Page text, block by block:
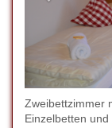
Zweibettzimmer
Einzelbetten